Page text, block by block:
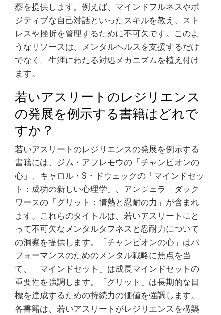
察を提供します。例えば、マインドフルネスやポ
ジティブな自己対話といったスキルを教え、スト
レスや挫折を管理するために不可欠です。このよ
うなリソースは、メンタルヘルスを支援するだけ
でなく、生涯にわたる対処メカニズムを植え付け
ます。
若いアスリートのレジリエンス
の発展を例示する書籍はどれで
すか？
若いアスリートのレジリエンスの発展を例示する
書籍には、ジム・アフレモウの「チャンピオンの
心」、キャロル・S・ドウェックの「マインドセッ
ト：成功の新しい心理学」、アンジェラ・ダック
ワースの「グリット：情熱と忍耐の力」が含まれ
ます。これらのタイトルは、若いアスリートにと
って不可欠なメンタルタフネスと忍耐力について
の洞察を提供します。「チャンピオンの心」はパ
フォーマンスのためのメンタル戦略に焦点を当
て、「マインドセット」は成長マインドセットの
重要性を強調します。「グリット」は長期的な目
標を達成するための持続力の価値を強調します。
各書籍は、若いアスリートがレジリエンスを構築